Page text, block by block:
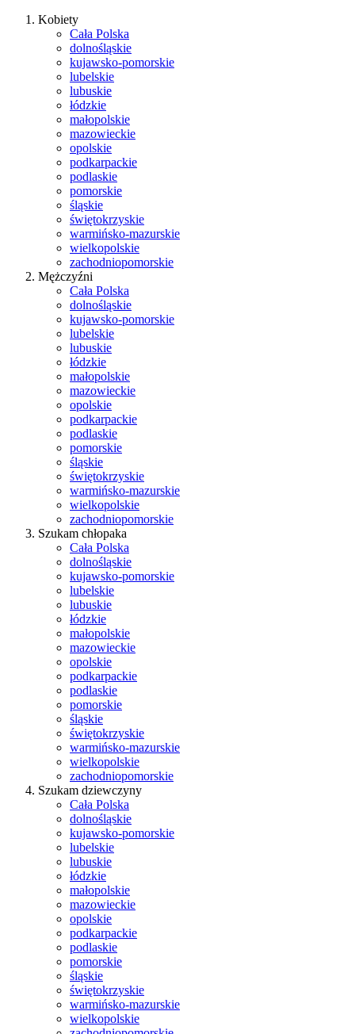
Kobiety
Cała Polska
dolnośląskie
kujawsko-pomorskie
lubelskie
lubuskie
łódzkie
małopolskie
mazowieckie
opolskie
podkarpackie
podlaskie
pomorskie
śląskie
świętokrzyskie
warmińsko-mazurskie
wielkopolskie
zachodniopomorskie
Mężczyźni
Cała Polska
dolnośląskie
kujawsko-pomorskie
lubelskie
lubuskie
łódzkie
małopolskie
mazowieckie
opolskie
podkarpackie
podlaskie
pomorskie
śląskie
świętokrzyskie
warmińsko-mazurskie
wielkopolskie
zachodniopomorskie
Szukam chłopaka
Cała Polska
dolnośląskie
kujawsko-pomorskie
lubelskie
lubuskie
łódzkie
małopolskie
mazowieckie
opolskie
podkarpackie
podlaskie
pomorskie
śląskie
świętokrzyskie
warmińsko-mazurskie
wielkopolskie
zachodniopomorskie
Szukam dziewczyny
Cała Polska
dolnośląskie
kujawsko-pomorskie
lubelskie
lubuskie
łódzkie
małopolskie
mazowieckie
opolskie
podkarpackie
podlaskie
pomorskie
śląskie
świętokrzyskie
warmińsko-mazurskie
wielkopolskie